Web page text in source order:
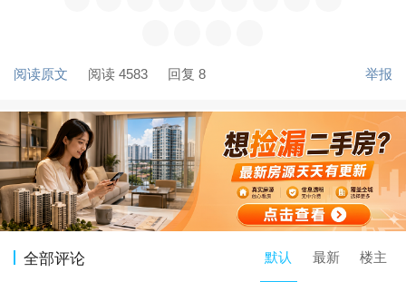
阅读原文 阅读 4583 回复 8 举报
全部评论 默认 最新 楼主